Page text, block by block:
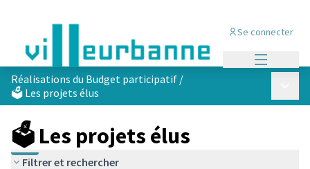
Se connecter
Réalisations du Budget participatif /
🗳️ Les projets élus
🗳️ Les projets élus
Filtrer et rechercher